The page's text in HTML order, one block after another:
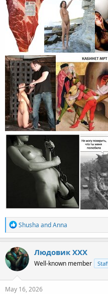
R
e
a
c
t
i
o
n
s
Shusha andAnna
Людовик ХХХ
Well-known member
May 16, 2026